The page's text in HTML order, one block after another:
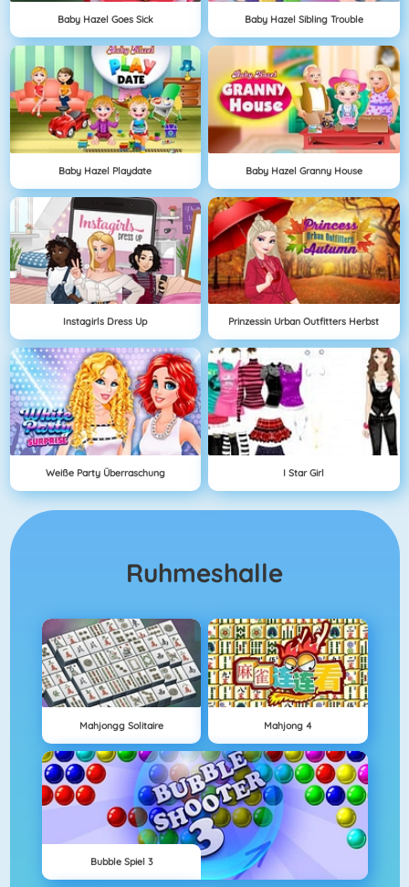
Baby Hazel Goes Sick Baby Hazel Sibling Trouble
Baby Hazel Playdate Baby Hazel Granny House
Instagirls Dress Up Prinzessin Urban Outfitters Herbst
Weiße Party Überraschung I Star Girl
Ruhmeshalle
Mahjongg Solitaire Mahjong 4
Bubble Spiel 3